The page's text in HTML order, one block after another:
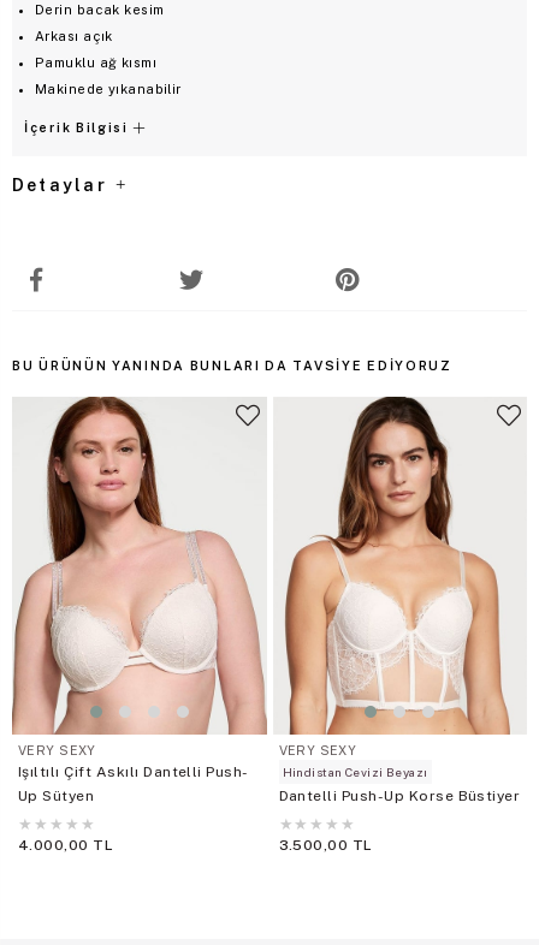
Derin bacak kesim
Arkası açık
Pamuklu ağ kısmı
Makinede yıkanabilir
İçerik Bilgisi
Detaylar
BU ÜRÜNÜN YANINDA BUNLARI DA TAVSIYE EDIYORUZ
VERY SEXY
Işıltılı Çift Askılı Dantelli Push-
Up Sütyen
★ ★ ★ ★ ★
4.000,00 TL
VERY SEXY
Hindistan Cevizi Beyazı
Dantelli Push-Up Korse Büstiyer
★ ★ ★ ★ ★
3.500,00 TL